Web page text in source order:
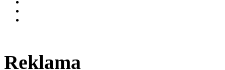
Reklama